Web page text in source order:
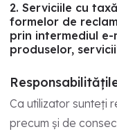
2. Serviciile cu
formelor de
prin intermediul
produselor,
Ca utilizator sunteți
precum și de